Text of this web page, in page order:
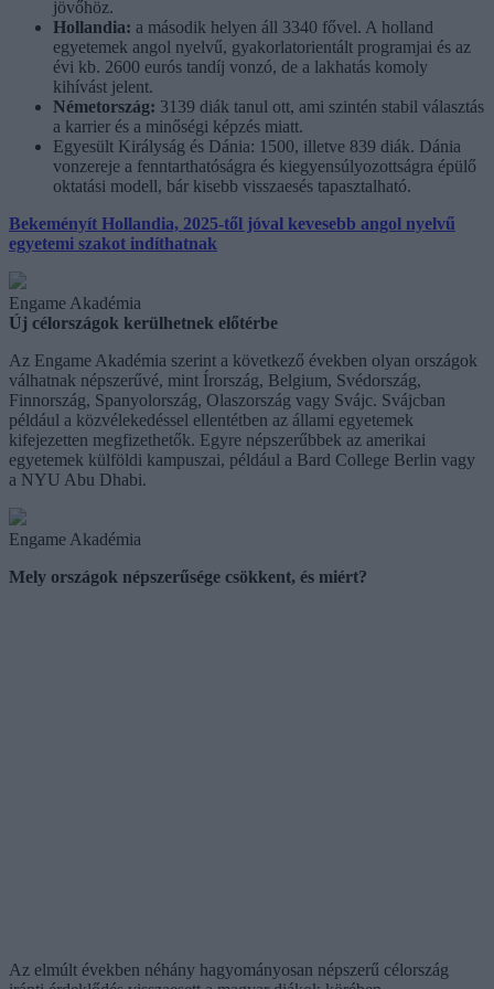
jövőhöz.
Hollandia: a második helyen áll 3340 fővel. A holland
egyetemek angol nyelvű, gyakorlatorientált programjai és az
évi kb. 2600 eurós tandíj vonzó, de a lakhatás komoly
kihívást jelent.
Németország: 3139 diák tanul ott, ami szintén stabil választás
a karrier és a minőségi képzés miatt.
Egyesült Királyság és Dánia: 1500, illetve 839 diák. Dánia
vonzereje a fenntarthatóságra és kiegyensúlyozottságra épülő
oktatási modell, bár kisebb visszaesés tapasztalható.
Bekeményít Hollandia, 2025-től jóval kevesebb angol nyelvű
egyetemi szakot indíthatnak
Engame Akadémia
Új célországok kerülhetnek előtérbe
Az Engame Akadémia szerint a következő években olyan országok
válhatnak népszerűvé, mint Írország, Belgium, Svédország,
Finnország, Spanyolország, Olaszország vagy Svájc. Svájcban
például a közvélekedéssel ellentétben az állami egyetemek
kifejezetten megfizethetők. Egyre népszerűbbek az amerikai
egyetemek külföldi kampuszai, például a Bard College Berlin vagy
a NYU Abu Dhabi.
Engame Akadémia
Mely országok népszerűsége csökkent, és miért?
Az elmúlt években néhány hagyományosan népszerű célország